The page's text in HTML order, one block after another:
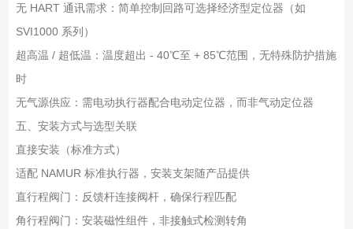
无 HART 通讯需求：简单控制回路可选择经济型定位器（如
SVI1000 系列）
超高温 / 超低温：温度超出 - 40℃至 + 85℃范围，无特殊防护措施
时
无气源供应：需电动执行器配合电动定位器，而非气动定位器
五、安装方式与选型关联
直接安装（标准方式）
适配 NAMUR 标准执行器，安装支架随产品提供
直行程阀门：反馈杆连接阀杆，确保行程匹配
角行程阀门：安装磁性组件，非接触式检测转角